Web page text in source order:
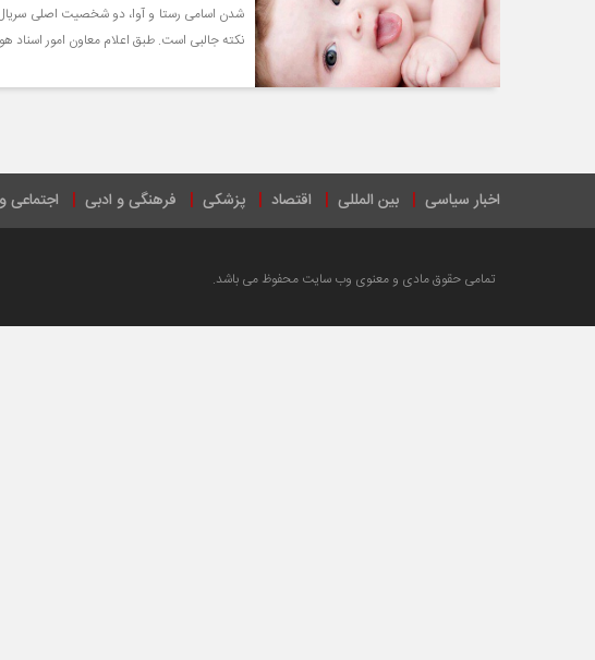
شدن اسامی رستا و آوا،‌ دو شخصیت اصلی
نکته جالبی است. طبق اعلام معاون امور اسناد
اخبار سیاسی بین المللی اقتصاد پزشکی فرهنگی و ادبی اجتماعی
تمامی حقوق مادی و معنوی وب سایت محفوظ می باشد.